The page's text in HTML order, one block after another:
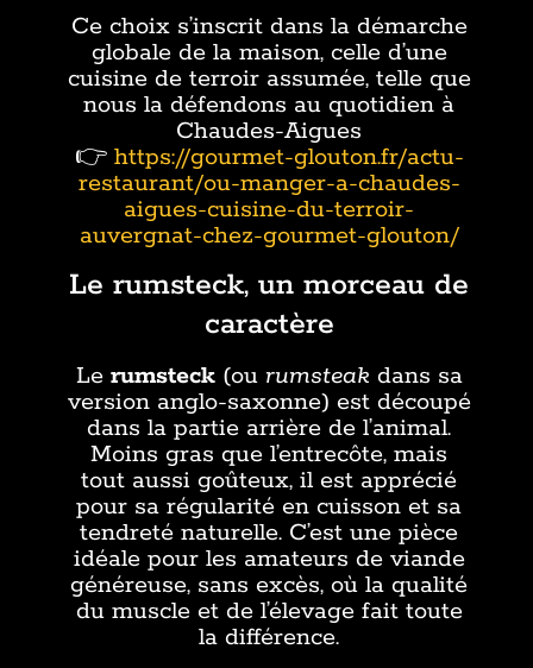
Ce choix s’inscrit dans la démarche
globale de la maison, celle d’une
cuisine de terroir assumée, telle que
nous la défendons au quotidien à
Chaudes-Aigues
👉 https://gourmet-glouton.fr/actu-
restaurant/ou-manger-a-chaudes-
aigues-cuisine-du-terroir-
auvergnat-chez-gourmet-glouton/
Le rumsteck, un morceau de
caractère
Le rumsteck(ou rumsteak dans sa
version anglo-saxonne) est découpé
dans la partie arrière de l’animal.
Moins gras que l’entrecôte, mais
tout aussi goûteux, il est apprécié
pour sa régularité en cuisson et sa
tendreté naturelle. C’est une pièce
idéale pour les amateurs de viande
généreuse, sans excès, où la qualité
du muscle et de l’élevage fait toute
la différence.